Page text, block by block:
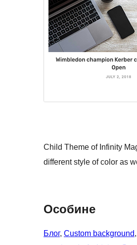
Child Theme of Infinity
different style of color as
Особине
Блог, Custom background,